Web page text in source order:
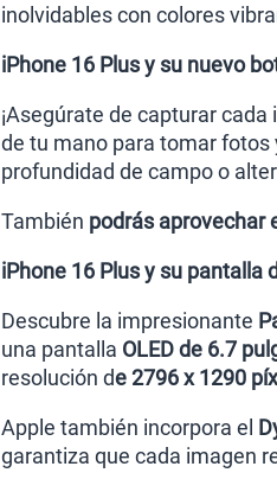
inolvidables con colores
iPhone 16 Plus y su nuevo
¡Asegúrate de capturar cada
de tu mano para tomar fotos
profundidad de campo o
También podrás aprovechar
iPhone 16 Plus y su pantalla
Descubre la impresionante
una pantalla OLED de 6.7
resolución de 2796 x 1290
Apple también incorpora el
garantiza que cada imagen